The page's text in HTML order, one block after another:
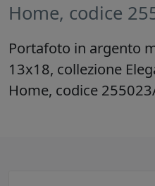
Home, codice
Portafoto in argento
13x18, collezione
Home, codice